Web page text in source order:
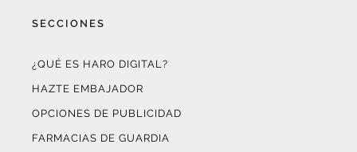
SECCIONES
¿QUÉ ES HARO DIGITAL?
HAZTE EMBAJADOR
OPCIONES DE PUBLICIDAD
FARMACIAS DE GUARDIA